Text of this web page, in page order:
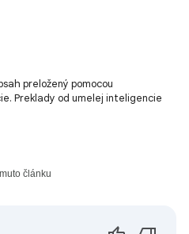
preložený pomocou
Preklady od umelej inteligencie
článku